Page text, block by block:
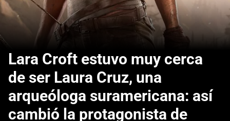
Lara Croft estuvo muy cerca
de ser Laura Cruz, una
arqueóloga suramericana: así
cambió la protagonista de